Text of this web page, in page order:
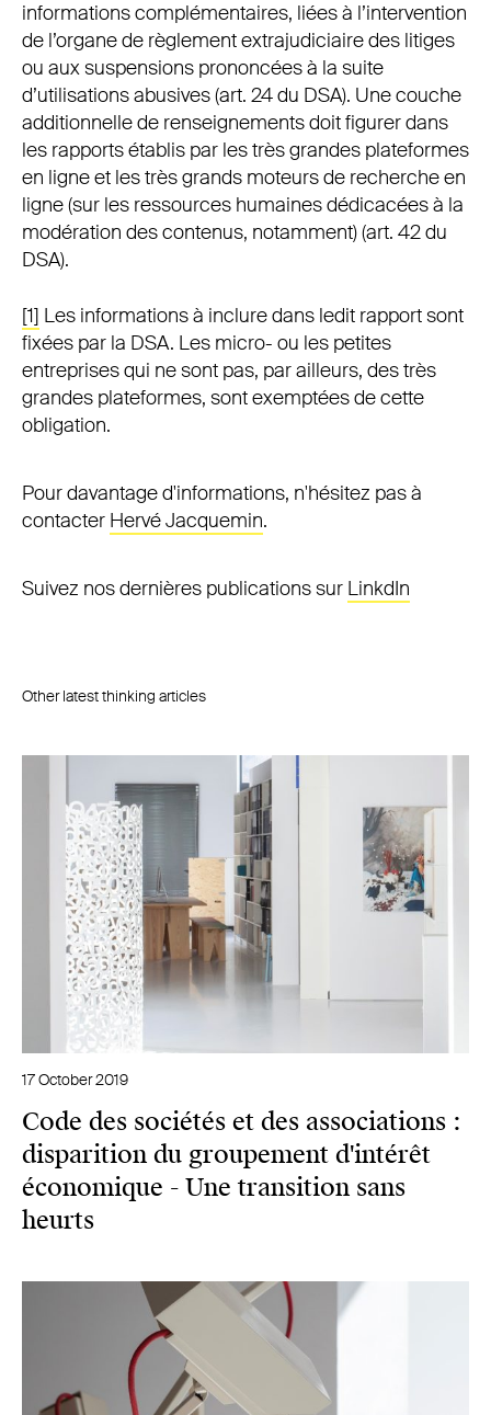
informations complémentaires, liées à l’intervention
de l’organe de règlement extrajudiciaire des litiges
ou aux suspensions prononcées à la suite
d’utilisations abusives (art. 24 du DSA). Une couche
additionnelle de renseignements doit figurer dans
les rapports établis par les très grandes plateformes
en ligne et les très grands moteurs de recherche en
ligne (sur les ressources humaines dédicacées à la
modération des contenus, notamment) (art. 42 du
DSA).
[1] Les informations à inclure dans ledit rapport sont
fixées par la DSA. Les micro- ou les petites
entreprises qui ne sont pas, par ailleurs, des très
grandes plateformes, sont exemptées de cette
obligation.
Pour davantage d'informations, n'hésitez pas à
contacter Hervé Jacquemin.
Suivez nos dernières publications sur LinkdIn
Other latest thinking articles
17 October 2019
Code des sociétés et des associations :
disparition du groupement d'intérêt
économique - Une transition sans
heurts